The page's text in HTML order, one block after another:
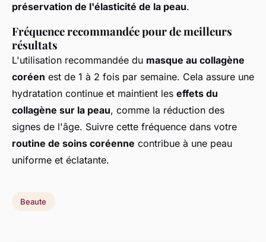
préservation de l'élasticité de la peau.
Fréquence recommandée pour de meilleurs
résultats
L'utilisation recommandée du masque au collagène
coréen est de 1 à 2 fois par semaine. Cela assure une
hydratation continue et maintient les effets du
collagène sur la peau, comme la réduction des
signes de l'âge. Suivre cette fréquence dans votre
routine de soins coréenne contribue à une peau
uniforme et éclatante.
Beaute